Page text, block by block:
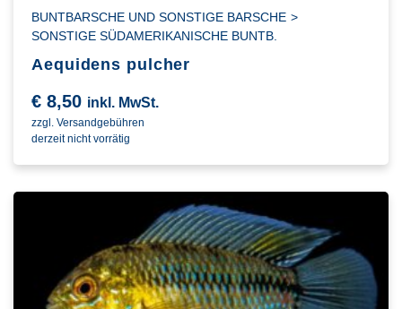
BUNTBARSCHE UND SONSTIGE BARSCHE >
SONSTIGE SÜDAMERIKANISCHE BUNTB.
Aequidens pulcher
€ 8,50 inkl. MwSt.
zzgl. Versandgebühren
derzeit nicht vorrätig